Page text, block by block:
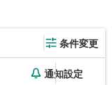
条件変更
通知設定